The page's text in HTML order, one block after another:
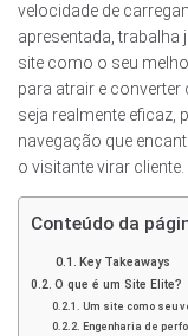
velocidade de
apresentada, trabalha
site como o seu
para atrair e converter
seja realmente eficaz,
navegação que
o visitante virar cliente.
Conteúdo da
Key Takeaways
O que é um Site Elite?
Um site como seu
Engenharia de